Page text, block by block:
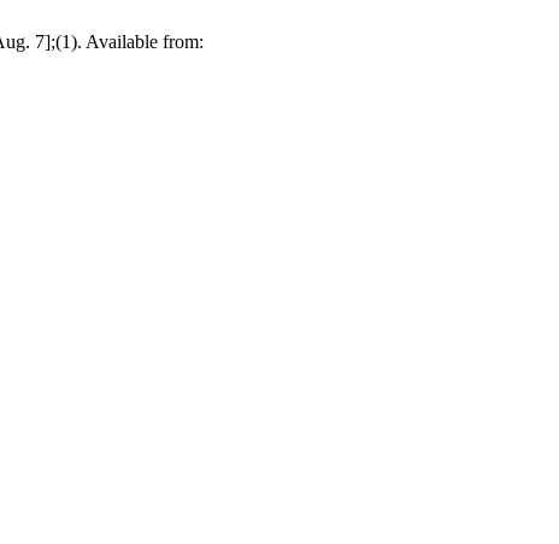
7];(1). Available from: